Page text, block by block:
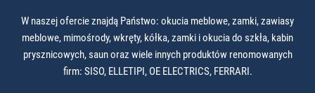
W naszej ofercie znajdą Państwo: okucia meblowe, zamki, zawiasy
meblowe, mimośrody, wkręty, kółka, zamki i okucia do szkła, kabin
prysznicowych, saun oraz wiele innych produktów renomowanych
firm: SISO, ELLETIPI, OE ELECTRICS, FERRARI.